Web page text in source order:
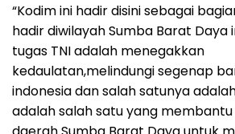
“Kodim ini hadir disini sebagai
hadir diwilayah Sumba Barat Daya
tugas TNI adalah menegakkan
kedaulatan,melindungi segenap
indonesia dan salah satunya
adalah salah satu yang